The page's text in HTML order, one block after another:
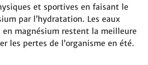
et sportives en faisant le
par l’hydratation. Les eaux
en magnésium restent la meilleure
les pertes de l’organisme en été.